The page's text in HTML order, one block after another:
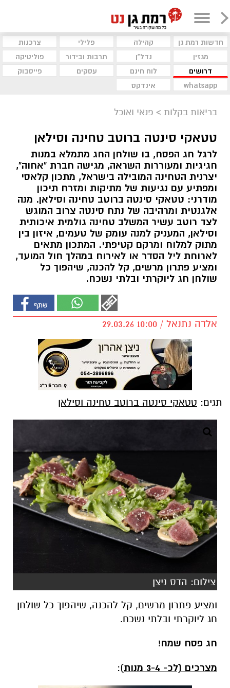
חדשות רמת גן קהילה פלילי
צרכנות
מגזין
נדל"ן תרבות ובידור
פוליטיקה
דרושים
לוח חינם עסקים
פייסבוק
whatsapp
אינדקס
בריאות בקלות > פנאי ואוכל
טטאקי סינטה ברוטב טחינה וסילאן
לרגל חג הפסח, בו שולחן החג מתמלא במנות
חגיגיות ומעוררות השראה, מגישה חברת "אחוה",
יצרנית הטחינה המובילה בישראל, מתכון קלאסי
ומפתיע עם נגיעות של מתיקות ומזרח תיכון
מודרני: טטאקי סינטה ברוטב טחינה וסילאן. מנה
אלגנטית ומרהיבה של נתח סינטה צרוב המוגש
לצד רוטב עשיר המשלב טחינה גולמית איכותית
וסילאן, המעניק למנה עומק של טעמים, איזון בין
מתוק למלוח ומרקם קטיפתי. המתכון מתאים
לארוחת ליל הסדר או לאירוח במהלך חול המועד,
ומציע פתרון מרשים, קל להכנה, שיהפוך כל
שולחן חג ליוקרתי ובלתי נשכח.
אלדה נתנאל / 10:00 29.03.26
תגים: טטאקי סינטה ברוטב טחינה וסילאן
צילום: הדס ניצן
ומציע פתרון מרשים, קל להכנה, שיהפוך כל שולחן
חג ליוקרתי ובלתי נשכח.
חג פסח שמח!
מצרכים (לכ- 3-4 מנות ):